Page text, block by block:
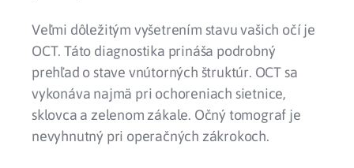
Veľmi dôležitým vyšetrením stavu vašich očí je
OCT. Táto diagnostika prináša podrobný
prehľad o stave vnútorných štruktúr. OCT sa
vykonáva najmä pri ochoreniach sietnice,
sklovca a zelenom zákale. Očný tomograf je
nevyhnutný pri operačných zákrokoch.